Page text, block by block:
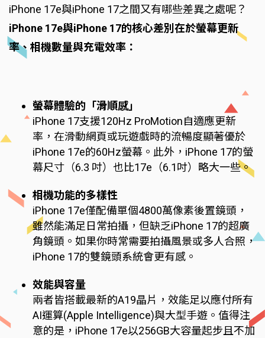
iPhone 17e與iPhone 17之間又有哪些差異之處呢？
iPhone 17e與iPhone 17的核心差別在於螢幕更新
率、相機數量與充電效率：
螢幕體驗的「滑順感」
iPhone 17支援120Hz ProMotion自適應更新
率，在滑動網頁或玩遊戲時的流暢度顯著優於
iPhone 17e的60Hz螢幕。此外，iPhone 17的螢
幕尺寸（6.3 吋）也比17e（6.1吋）略大一些。
相機功能的多樣性
iPhone 17e僅配備單個4800萬像素後置鏡頭，
雖然能滿足日常拍攝，但缺乏iPhone 17的超廣
角鏡頭。如果你時常需要拍攝風景或多人合照，
iPhone 17的雙鏡頭系統會更有感。
效能與容量
兩者皆搭載最新的A19晶片，效能足以應付所有
AI運算(Apple Intelligence)與大型手遊。值得注
意的是，iPhone 17e以256GB大容量起步且不加